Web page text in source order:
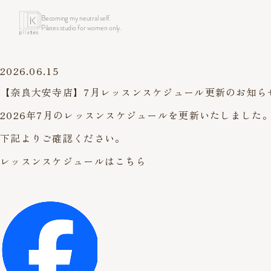
Becoming my neutral self.
Pilates studio for women only.
2026.06.15
【奈良大安寺店】7月レッスンスケジュール更新のお知ら
2026年7月のレッスンスケジュールを更新いたしました。
下記よりご確認ください。
レッスンスケジュールはこちら